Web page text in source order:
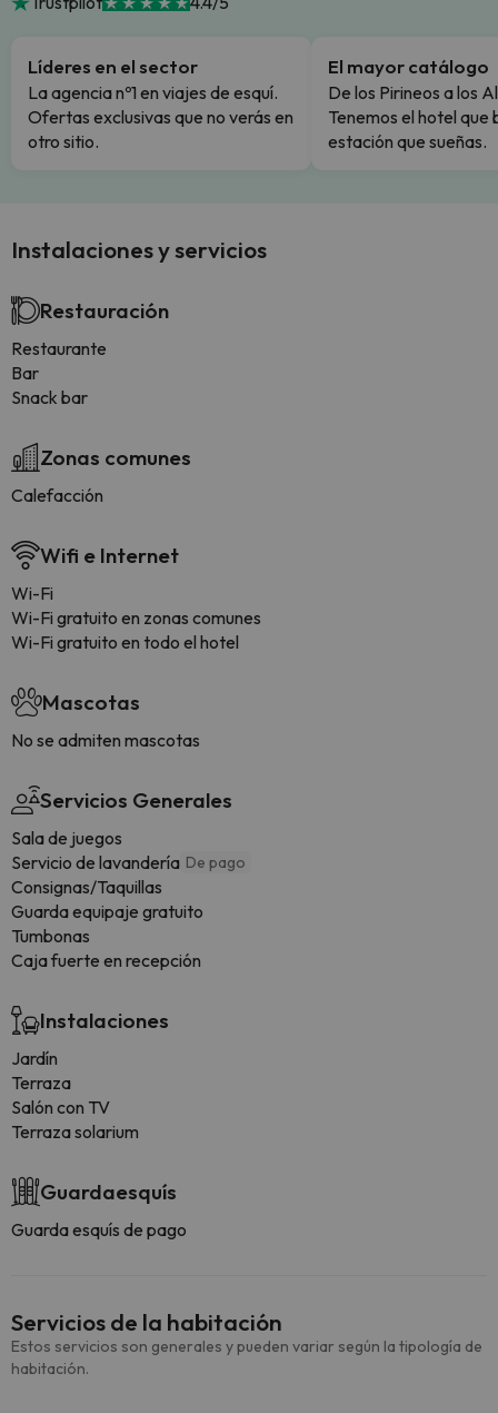
Líderes en el sector
La agencia nº1 en viajes de esquí.
Ofertas exclusivas que no verás en
otro sitio.
El mayor catálogo
De los Pirineos a los
Tenemos el hotel que
estación que sueñas.
Instalaciones y servicios
Restauración
Restaurante
Bar
Snack bar
Zonas comunes
Calefacción
Wifi e Internet
Wi-Fi
Wi-Fi gratuito en zonas comunes
Wi-Fi gratuito en todo el hotel
Mascotas
No se admiten mascotas
Servicios Generales
Sala de juegos
Servicio de lavandería De pago
Consignas/Taquillas
Guarda equipaje gratuito
Tumbonas
Caja fuerte en recepción
Instalaciones
Jardín
Terraza
Salón con TV
Terraza solarium
Guardaesquís
Guarda esquís de pago
Servicios de la habitación
Estos servicios son generales y pueden variar según la tipología de
habitación.